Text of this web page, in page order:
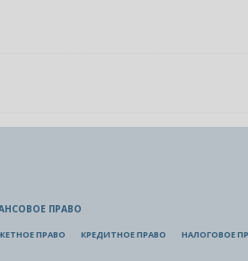
ПРАВО
ПРАВО КРЕДИТНОЕ ПРАВО НАЛОГОВОЕ